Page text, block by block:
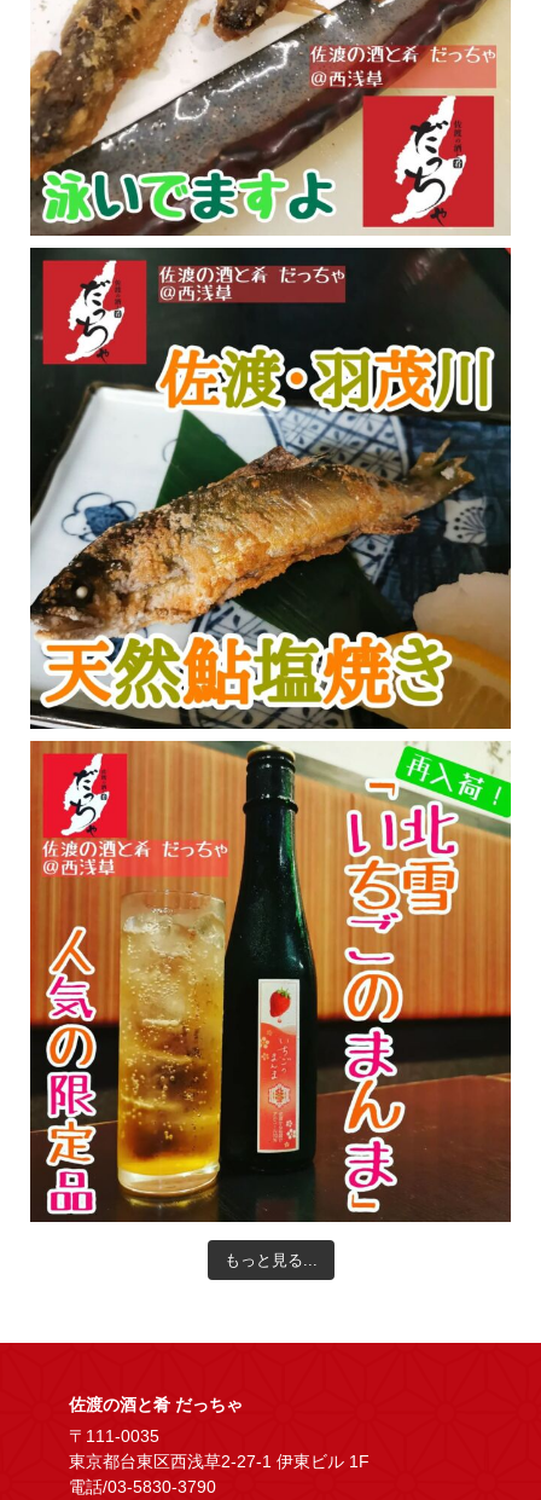
もっと見る...
佐渡の酒と肴 だっちゃ
〒111-0035
東京都台東区西浅草2-27-1 伊東ビル 1F
電話/03-5830-3790